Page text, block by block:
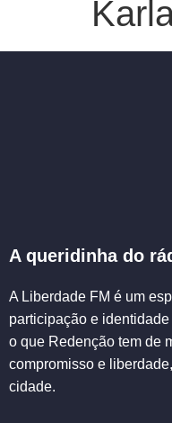
A queridinha do
A Liberdade FM é um
participação e
o que Redenção tem de
compromisso e
cidade.